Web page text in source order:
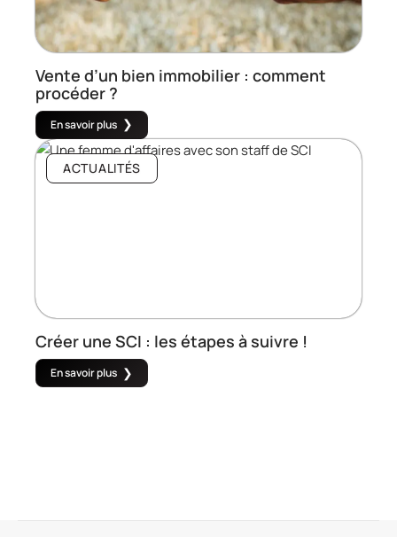
Vente d’un bien immobilier : comment
procéder ?
En savoir plus
ACTUALITÉS
Créer une SCI : les étapes à suivre !
En savoir plus